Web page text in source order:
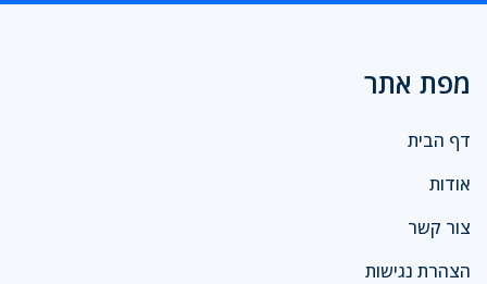
מפת אתר
דף הבית
אודות
צור קשר
הצהרת נגישות